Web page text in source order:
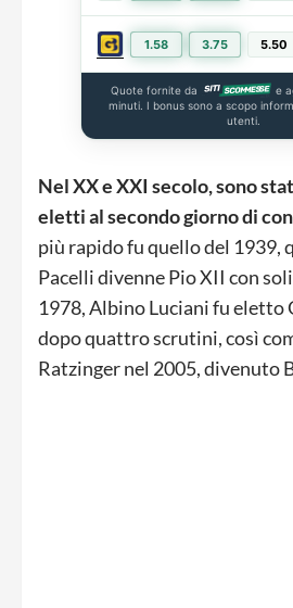
1.58 3.75 5.50
Quote fornite da
e
minuti. I bonus sono a scopo
utenti.
Nel XX e XXI secolo, sono
eletti al secondo giorno di
più rapido fu quello del 1939,
Pacelli divenne Pio XII con
1978, Albino Luciani fu eletto
dopo quattro scrutini, così
Ratzinger nel 2005, divenuto